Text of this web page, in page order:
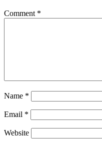
Comment *
Name *
Email *
Website